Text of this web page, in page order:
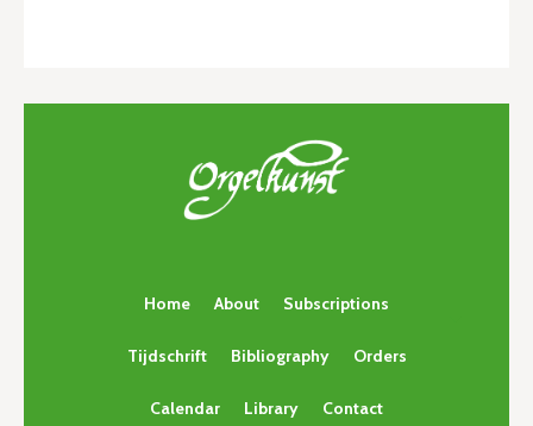
Home About Subscriptions
Tijdschrift Bibliography Orders
Calendar Library Contact